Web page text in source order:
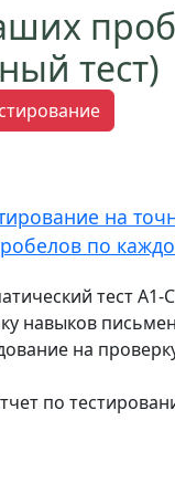
тест)
на
по
тест
навыков
на
по